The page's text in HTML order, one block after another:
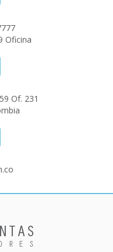
Oficina
Of. 231